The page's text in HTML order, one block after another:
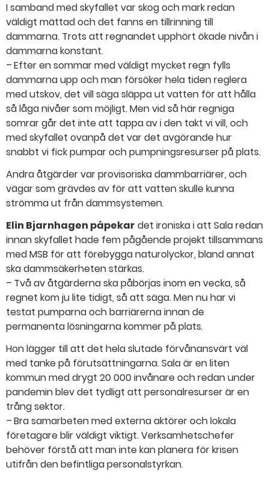
I samband med skyfallet var skog och mark redan
väldigt mättad och det fanns en tillrinning till
dammarna. Trots att regnandet upphört ökade nivån i
dammarna konstant.
– Efter en sommar med väldigt mycket regn fylls
dammarna upp och man försöker hela tiden reglera
med utskov, det vill säga släppa ut vatten för att hålla
så låga nivåer som möjligt. Men vid så här regniga
somrar går det inte att tappa av i den takt vi vill, och
med skyfallet ovanpå det var det avgörande hur
snabbt vi fick pumpar och pumpningsresurser på plats.
Andra åtgärder var provisoriska dammbarriärer, och
vägar som grävdes av för att vatten skulle kunna
strömma ut från dammsystemen.
Elin Bjarnhagen påpekar det ironiska i att Sala redan
innan skyfallet hade fem pågående projekt tillsammans
med MSB för att förebygga naturolyckor, bland annat
ska dammsäkerheten stärkas.
– Två av åtgärderna ska påbörjas inom en vecka, så
regnet kom ju lite tidigt, så att säga. Men nu har vi
testat pumparna och barriärerna innan de
permanenta lösningarna kommer på plats.
Hon lägger till att det hela slutade förvånansvärt väl
med tanke på förutsättningarna. Sala är en liten
kommun med drygt 20 000 invånare och redan under
pandemin blev det tydligt att personalresurser är en
trång sektor.
– Bra samarbeten med externa aktörer och lokala
företagare blir väldigt viktigt. Verksamhetschefer
behöver förstå att man inte kan planera för krisen
utifrån den befintliga personalstyrkan.